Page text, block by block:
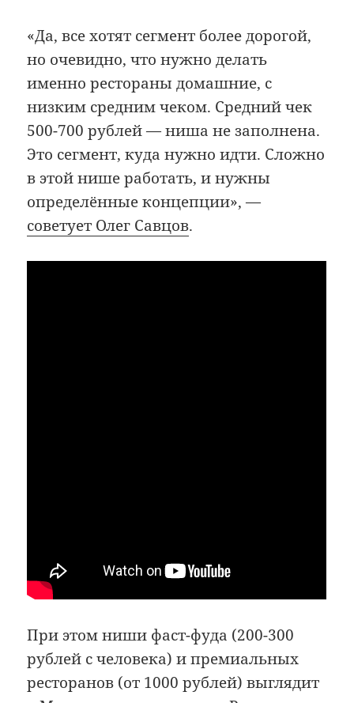
«Да, все хотят сегмент более дорогой,
но очевидно, что нужно делать
именно рестораны домашние, с
низким средним чеком. Средний чек
500-700 рублей — ниша не заполнена.
Это сегмент, куда нужно идти. Сложно
в этой нише работать, и нужны
определённые концепции», —
советует Олег Савцов.
При этом ниши фаст-фуда (200-300
рублей с человека) и премиальных
ресторанов (от 1000 рублей) выглядит